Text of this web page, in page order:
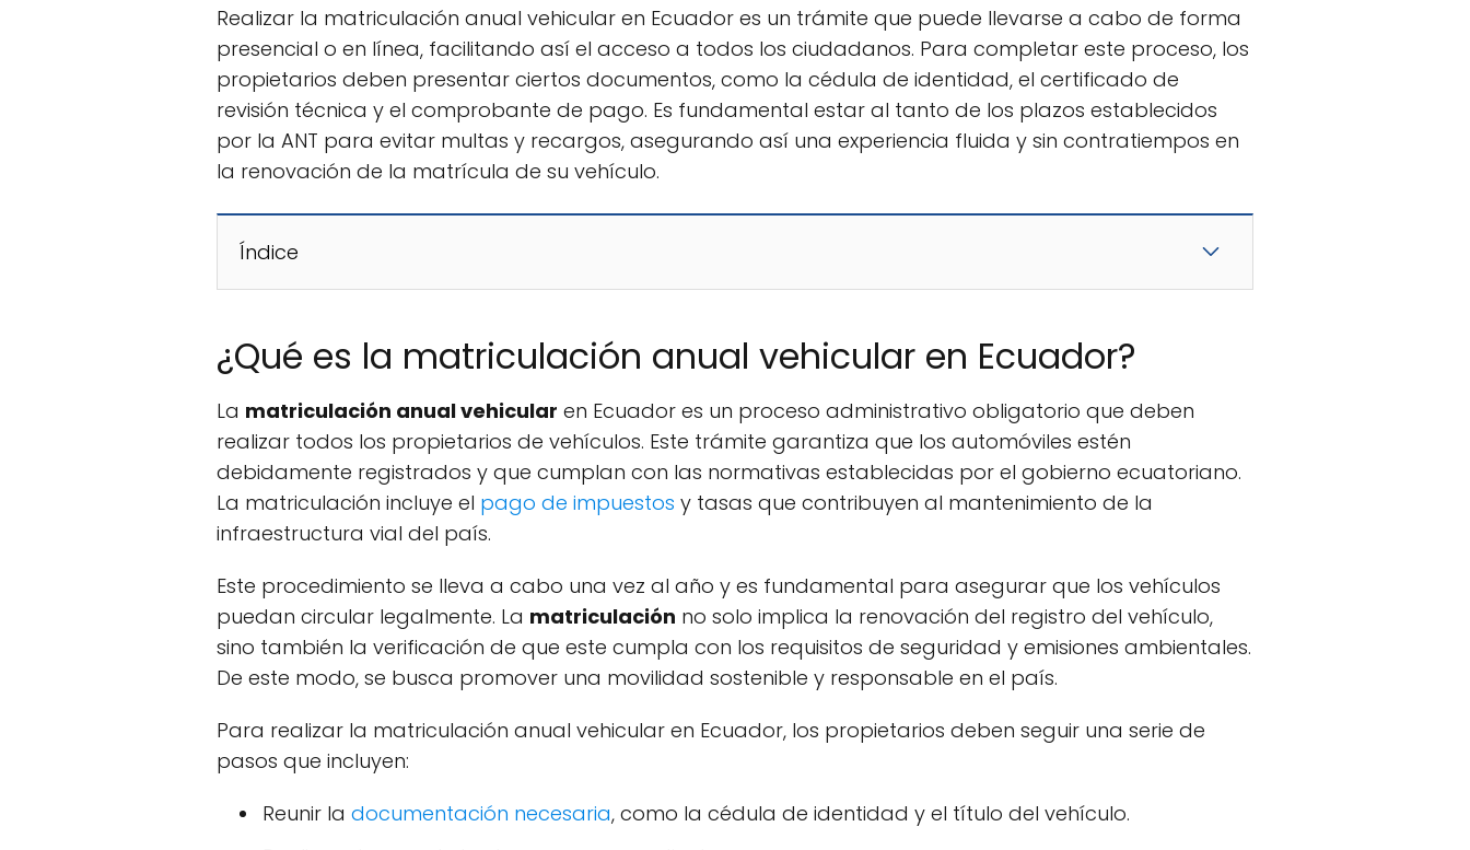
Realizar la matriculación anual vehicular en Ecuador es un trámite que puede llevarse a cabo de forma
presencial o en línea, facilitando así el acceso a todos los ciudadanos. Para completar este proceso, los
propietarios deben presentar ciertos documentos, como la cédula de identidad, el certificado de
revisión técnica y el comprobante de pago. Es fundamental estar al tanto de los plazos establecidos
por la ANT para evitar multas y recargos, asegurando así una experiencia fluida y sin contratiempos en
la renovación de la matrícula de su vehículo.
Índice
¿Qué es la matriculación anual vehicular en Ecuador?
La matriculación anual vehicular en Ecuador es un proceso administrativo obligatorio que deben
realizar todos los propietarios de vehículos. Este trámite garantiza que los automóviles estén
debidamente registrados y que cumplan con las normativas establecidas por el gobierno ecuatoriano.
La matriculación incluye el pago de impuestos y tasas que contribuyen al mantenimiento de la
infraestructura vial del país.
Este procedimiento se lleva a cabo una vez al año y es fundamental para asegurar que los vehículos
puedan circular legalmente. La matriculación no solo implica la renovación del registro del vehículo,
sino también la verificación de que este cumpla con los requisitos de seguridad y emisiones ambientales.
De este modo, se busca promover una movilidad sostenible y responsable en el país.
Para realizar la matriculación anual vehicular en Ecuador, los propietarios deben seguir una serie de
pasos que incluyen:
Reunir la documentación necesaria, como la cédula de identidad y el título del vehículo.